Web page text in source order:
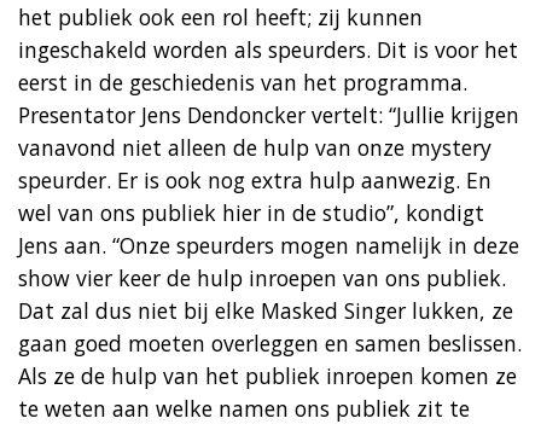
het publiek ook een rol heeft; zij kunnen
ingeschakeld worden als speurders. Dit is voor het
eerst in de geschiedenis van het programma.
Presentator Jens Dendoncker vertelt: “Jullie krijgen
vanavond niet alleen de hulp van onze mystery
speurder. Er is ook nog extra hulp aanwezig. En
wel van ons publiek hier in de studio”, kondigt
Jens aan. “Onze speurders mogen namelijk in deze
show vier keer de hulp inroepen van ons publiek.
Dat zal dus niet bij elke Masked Singer lukken, ze
gaan goed moeten overleggen en samen beslissen.
Als ze de hulp van het publiek inroepen komen ze
te weten aan welke namen ons publiek zit te